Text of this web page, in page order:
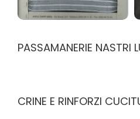
PASSAMANERIE NASTRI
CRINE E RINFORZI